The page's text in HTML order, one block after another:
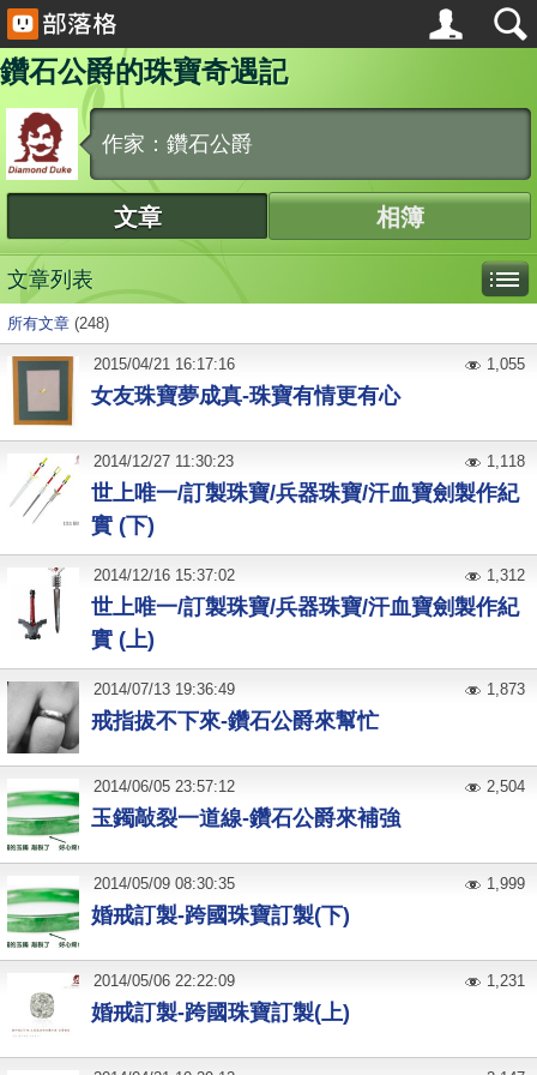
鑽石公爵的珠寶奇遇記
作家：鑽石公爵
文章 相簿
文章列表
所有文章 (248)
女友珠寶夢成真-珠寶有情更有心
2015/04/21 16:17:16 1,055
世上唯一/訂製珠寶/兵器珠寶/汗血寶劍製作紀
實 (下)
2014/12/27 11:30:23 1,118
世上唯一/訂製珠寶/兵器珠寶/汗血寶劍製作紀
實 (上)
2014/12/16 15:37:02 1,312
戒指拔不下來-鑽石公爵來幫忙
2014/07/13 19:36:49 1,873
玉鐲敲裂一道線-鑽石公爵來補強
2014/06/05 23:57:12 2,504
婚戒訂製-跨國珠寶訂製(下)
2014/05/09 08:30:35 1,999
婚戒訂製-跨國珠寶訂製(上)
2014/05/06 22:22:09 1,231